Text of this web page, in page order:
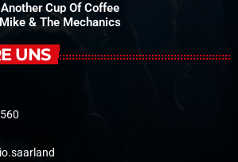
Another Cup Of Coffee
Mike & The Mechanics
UNS